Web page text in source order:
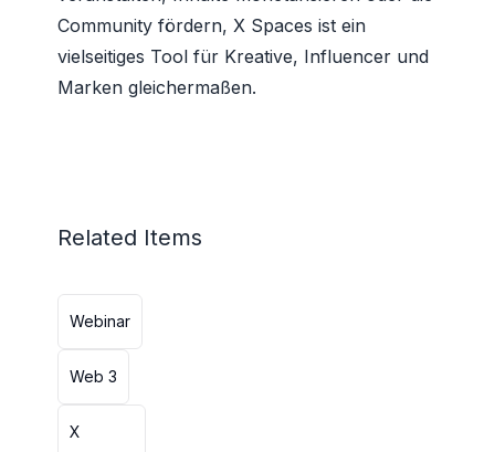
Community fördern, X Spaces ist ein
vielseitiges Tool für Kreative, Influencer und
Marken gleichermaßen.
Related Items
Webinar
Web 3
X